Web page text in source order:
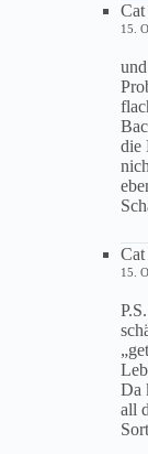
Cat
15.
die
Cat
15.
Da
all